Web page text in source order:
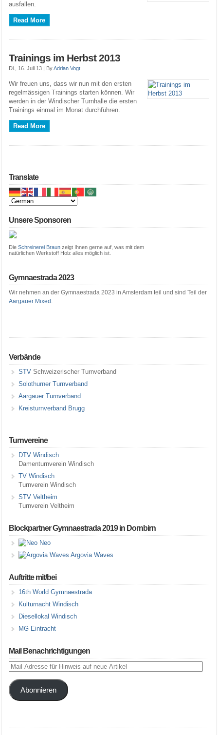
ausfallen.
Read More
Trainings im Herbst 2013
Di., 16. Juli 13 | ByAdrian Vogt
Wir freuen uns, dass wir nun mit den ersten
regelmässigen Trainings starten können. Wir
werden in der Windischer Turnhalle die ersten
Trainings einmal im Monat durchführen.
Read More
Translate
Unsere Sponsoren
Die Schreinerei Braunzeigt Ihnen gerne auf, was mit dem
natürlichen Werkstoff Holz alles möglich ist.
Gymnaestrada 2023
Wir nehmen an der Gymnaestrada 2023 in Amsterdam teil und sind Teil der
Aargauer Mixed .
Verbände
STVSchweizerischer Turnverband
Solothurner Turnverband
Aargauer Turnverband
Kreisturnverband Brugg
Turnvereine
DTV Windisch
Damenturnverein Windisch
TV Windisch
Turnverein Windisch
STV Veltheim
Turnverein Veltheim
Blockpartner Gymnaestrada 2019 in Dornbirn
Neo
Argovia Waves
Auftritte mit/bei
16th World Gymnaestrada
Kulturnacht Windisch
Diesellokal Windisch
MG Eintracht
Mail Benachrichtigungen
Mail-
Adresse
für
Hinweis
auf
Abonnieren